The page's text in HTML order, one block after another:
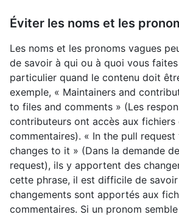
Éviter les noms et les
Les noms et les pronoms vagues
de savoir à qui ou à quoi vous
particulier quand le contenu doit
exemple, « Maintainers and
to files and comments » (Les
contributeurs ont accès aux fichiers
commentaires). « In the pull request
changes to it » (Dans la demande
request), ils y apportent des
cette phrase, il est difficile de
changements sont apportés aux
commentaires. Si un pronom